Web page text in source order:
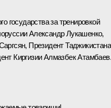
государства за тренировкой
Александр Лукашенко,
, Президент Таджикистана
КиргизииАлмазбек Атамбаев